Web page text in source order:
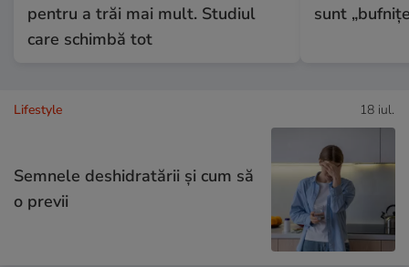
pentru a trăi mai mult. Studiul
care schimbă tot
sunt
Lifestyle 18 iul.
Semnele deshidratării și cum să
o previi